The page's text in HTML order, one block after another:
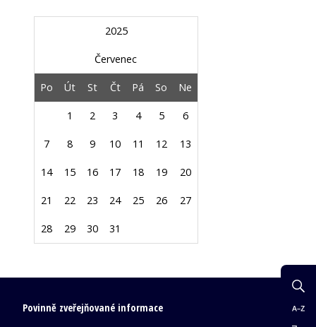
2025
Červenec
Po Út St Čt Pá So Ne
1 2 3 4 5 6
7 8 9 10 11 12 13
14 15 16 17 18 19 20
21 22 23 24 25 26 27
28 29 30 31
Povinně zveřejňované informace